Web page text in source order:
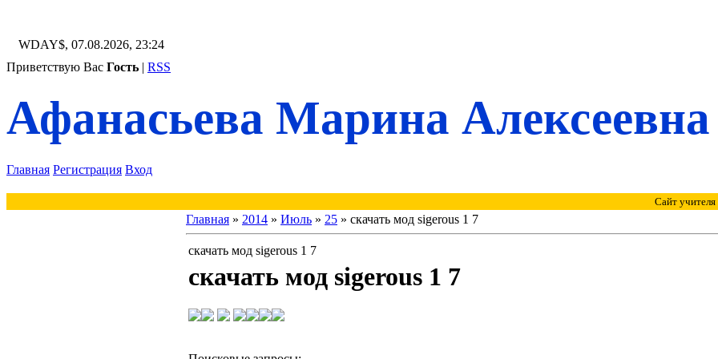
WDAY$, 07.08.2026, 23:24
Приветствую Вас Гость | RSS
Афанасьева Марина Алексеевна
Главная Регистрация Вход
Сайт учителя
Главная » 2014 » Июль » 25 » скачать мод sigerous 1 7
скачать мод sigerous 1 7
скачать мод sigerous 1 7